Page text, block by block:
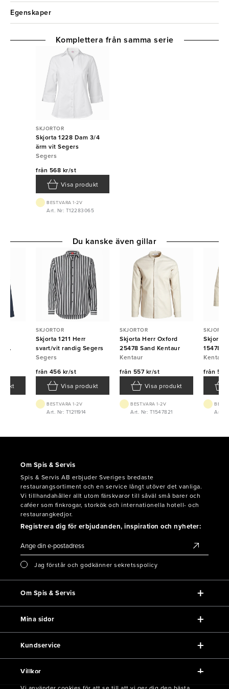
Egenskaper
SKJORTOR
Skjorta 1228 Dam 3/4
ärm vit Segers
Segers
från 568 kr/st
Visa produkt
BEST.VARA 1-2V
Art. Nr: T12283065
Komplettera från samma serie
SKJORTOR
Skjorta 1211 Herr
svart/vit randig Segers
Segers
från 456 kr/st
Visa produkt
BEST.VARA 1-2V
Art. Nr: T1211914
SKJORTOR
Skjorta Herr Oxford
25478 Sand Kentaur
Kentaur
från 557 kr/st
Visa produkt
BEST.VARA 1-2V
Art. Nr: T1547821
Skjorta
15478
Kentaur
Kentaur
från
Art.
Du kanske även gillar
Om Spis & Servis
Spis & Servis AB erbjuder Sveriges bredaste
restaurangsortiment och en service långt utöver det vanliga.
Vi tillhandahåller allt utom färskvaror till såväl små barer och
caféer som finkrogar, storkök och internationella hotell- och
restaurangkedjor.
Registrera dig för erbjudanden, inspiration och nyheter:
Jag förstår och godkänner sekretsspolicy
Om Spis & Servis
Mina sidor
Kundservice
Villkor